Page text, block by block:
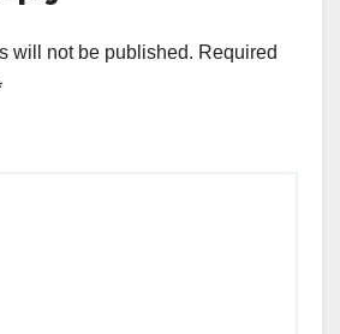
will not be published. Required